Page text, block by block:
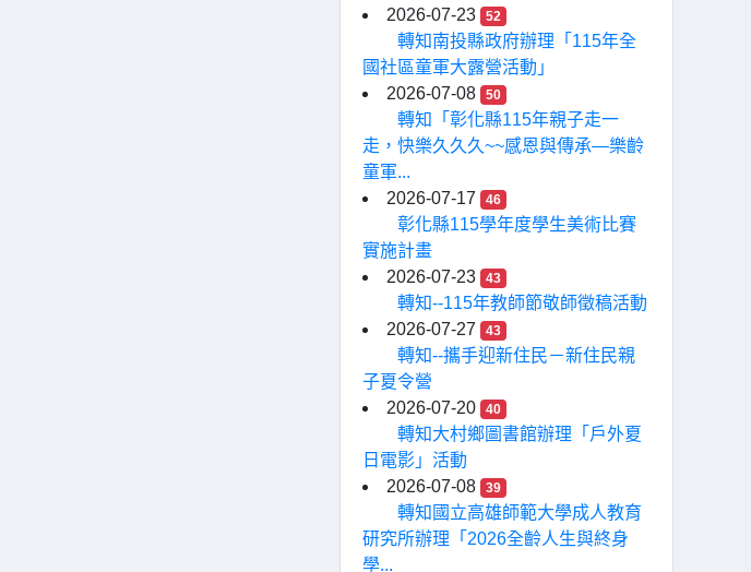
2026-07-23
52
轉知南投縣政府辦理「115年全
國社區童軍大露營活動」
2026-07-08
50
轉知「彰化縣115年親子走一
走，快樂久久久~~感恩與傳承—樂齡
童軍...
2026-07-17
46
彰化縣115學年度學生美術比賽
實施計畫
2026-07-23
43
轉知--115年教師節敬師徵稿活動
2026-07-27
43
轉知--攜手迎新住民－新住民親
子夏令營
2026-07-20
40
轉知大村鄉圖書館辦理「戶外夏
日電影」活動
2026-07-08
39
轉知國立高雄師範大學成人教育
研究所辦理「2026全齡人生與終身
學...